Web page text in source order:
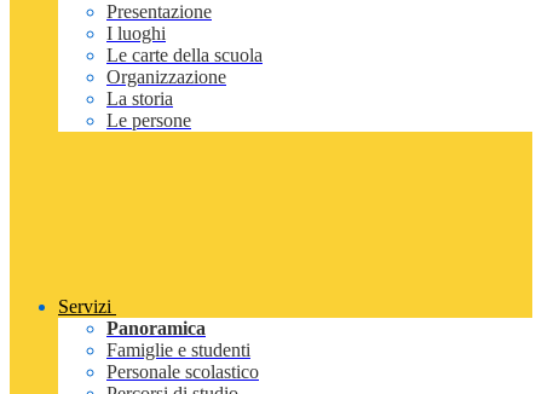
Presentazione
I luoghi
Le carte della scuola
Organizzazione
La storia
Le persone
Servizi
Panoramica
Famiglie e studenti
Personale scolastico